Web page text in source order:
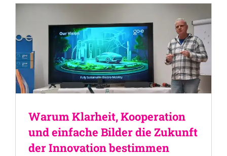
Warum Klarheit, Kooperation
und einfache Bilder die Zukunft
der Innovation bestimmen